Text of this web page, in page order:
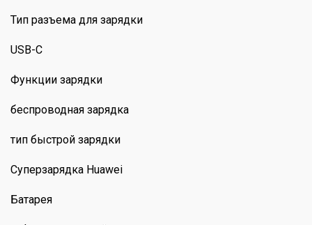
Тип разъема для зарядки
USB-C
Функции зарядки
беспроводная зарядка
тип быстрой зарядки
Суперзарядка Huawei
Батарея